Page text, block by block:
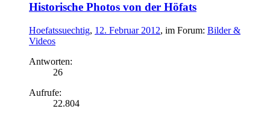
Historische Photos von der Höfats
Hoefatssuechtig, 12. Februar 2012, im Forum: Bilder &
Videos
Antworten:
26
Aufrufe:
22.804